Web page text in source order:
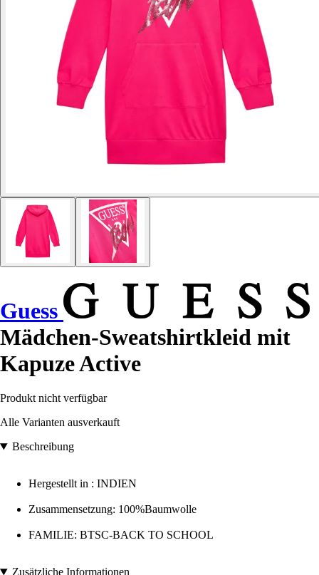
Guess
Mädchen-Sweatshirtkleid mit
Kapuze Active
Produkt nicht verfügbar
Alle Varianten ausverkauft
Beschreibung
Hergestellt in : INDIEN
Zusammensetzung: 100%Baumwolle
FAMILIE: BTSC-BACK TO SCHOOL
Zusätzliche Informationen